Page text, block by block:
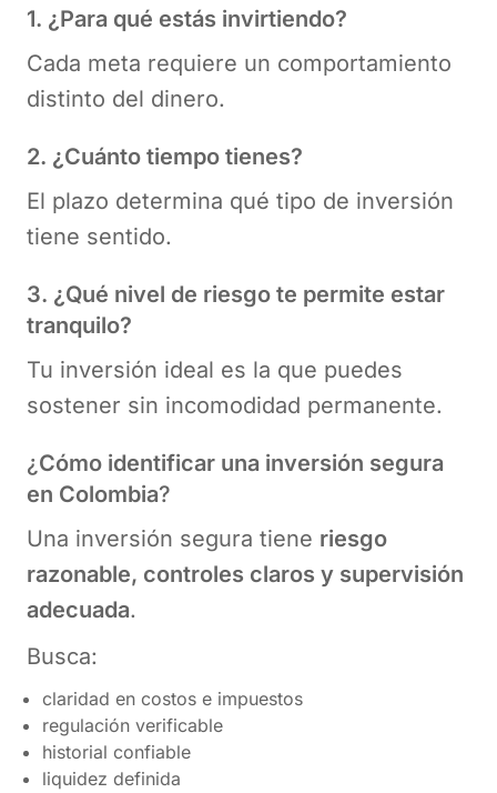
1. ¿Para qué estás invirtiendo?
Cada meta requiere un comportamiento
distinto del dinero.
2. ¿Cuánto tiempo tienes?
El plazo determina qué tipo de inversión
tiene sentido.
3. ¿Qué nivel de riesgo te permite estar
tranquilo?
Tu inversión ideal es la que puedes
sostener sin incomodidad permanente.
¿ Cómo identificar una inversión segura
en Colombia?
Una inversión segura tiene riesgo
razonable, controles claros y supervisión
adecuada.
Busca:
claridad en costos e impuestos
regulación verificable
historial confiable
liquidez definida